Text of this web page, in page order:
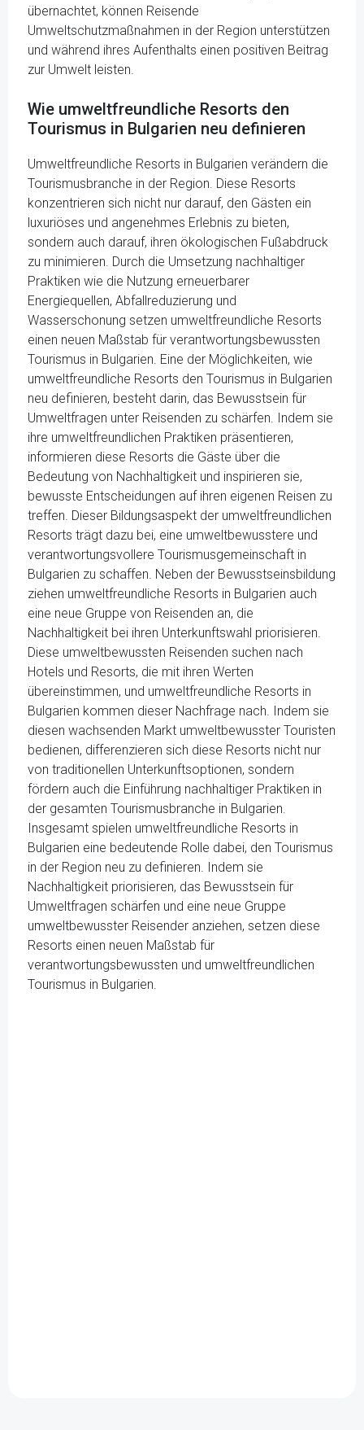
übernachtet, können Reisende
Umweltschutzmaßnahmen in der Region unterstützen
und während ihres Aufenthalts einen positiven Beitrag
zur Umwelt leisten.
Wie umweltfreundliche Resorts den
Tourismus in Bulgarien neu definieren
Umweltfreundliche Resorts in Bulgarien verändern die
Tourismusbranche in der Region. Diese Resorts
konzentrieren sich nicht nur darauf, den Gästen ein
luxuriöses und angenehmes Erlebnis zu bieten,
sondern auch darauf, ihren ökologischen Fußabdruck
zu minimieren. Durch die Umsetzung nachhaltiger
Praktiken wie die Nutzung erneuerbarer
Energiequellen, Abfallreduzierung und
Wasserschonung setzen umweltfreundliche Resorts
einen neuen Maßstab für verantwortungsbewussten
Tourismus in Bulgarien. Eine der Möglichkeiten, wie
umweltfreundliche Resorts den Tourismus in Bulgarien
neu definieren, besteht darin, das Bewusstsein für
Umweltfragen unter Reisenden zu schärfen. Indem sie
ihre umweltfreundlichen Praktiken präsentieren,
informieren diese Resorts die Gäste über die
Bedeutung von Nachhaltigkeit und inspirieren sie,
bewusste Entscheidungen auf ihren eigenen Reisen zu
treffen. Dieser Bildungsaspekt der umweltfreundlichen
Resorts trägt dazu bei, eine umweltbewusstere und
verantwortungsvollere Tourismusgemeinschaft in
Bulgarien zu schaffen. Neben der Bewusstseinsbildung
ziehen umweltfreundliche Resorts in Bulgarien auch
eine neue Gruppe von Reisenden an, die
Nachhaltigkeit bei ihren Unterkunftswahl priorisieren.
Diese umweltbewussten Reisenden suchen nach
Hotels und Resorts, die mit ihren Werten
übereinstimmen, und umweltfreundliche Resorts in
Bulgarien kommen dieser Nachfrage nach. Indem sie
diesen wachsenden Markt umweltbewusster Touristen
bedienen, differenzieren sich diese Resorts nicht nur
von traditionellen Unterkunftsoptionen, sondern
fördern auch die Einführung nachhaltiger Praktiken in
der gesamten Tourismusbranche in Bulgarien.
Insgesamt spielen umweltfreundliche Resorts in
Bulgarien eine bedeutende Rolle dabei, den Tourismus
in der Region neu zu definieren. Indem sie
Nachhaltigkeit priorisieren, das Bewusstsein für
Umweltfragen schärfen und eine neue Gruppe
umweltbewusster Reisender anziehen, setzen diese
Resorts einen neuen Maßstab für
verantwortungsbewussten und umweltfreundlichen
Tourismus in Bulgarien.